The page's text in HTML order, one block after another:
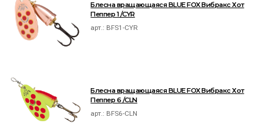
Блесна вращающаяся BLUE FOX Вибракс Хот
Пеппер 1 /CYR
арт.: BFS1-CYR
Блесна вращающаяся BLUE FOX Вибракс Хот
Пеппер 6 /CLN
арт.: BFS6-CLN